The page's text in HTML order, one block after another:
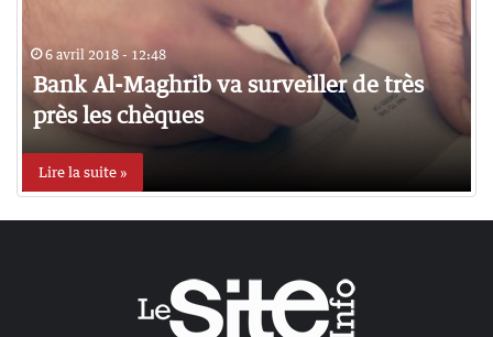
6 avril 2018 - 12:48
Bank Al-Maghrib va surveiller de très
près les chèques
Lire la suite »